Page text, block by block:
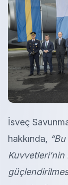
İsveç
hakkında,